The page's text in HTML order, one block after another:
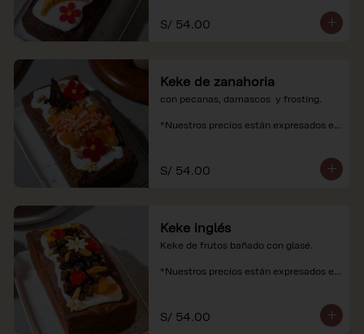
soles e incluyen impuestos de ley y
recargo al consumo.
S/ 54.00
Keke de zanahoria
con pecanas, damascos  y frosting.
*Nuestros precios están expresados en
S/ 54.00
Keke inglés
Keke de frutos bañado con glasé.
*Nuestros precios están expresados en
S/ 54.00